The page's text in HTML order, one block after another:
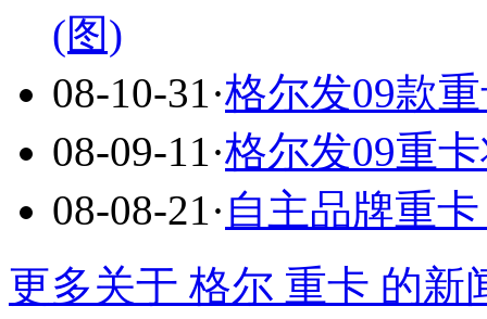
(图)
08-10-31 ·格尔发09款
08-09-11 ·格尔发09重
08-08-21 · 自主品牌重
更多关于 格尔 重卡 的新